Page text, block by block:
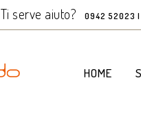
Ti serve aiuto? 0942 52023
HOME